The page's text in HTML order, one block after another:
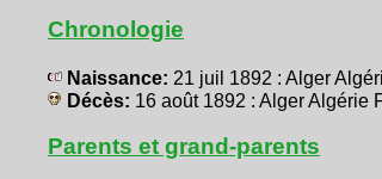
Chronologie
Naissance: 21 juil 1892 : Alger
Décès: 16 août 1892 : Alger Algérie
Parents et grand-parents